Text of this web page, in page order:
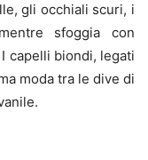
gli occhiali scuri, i
sfoggia con
capelli biondi, legati
moda tra le dive di